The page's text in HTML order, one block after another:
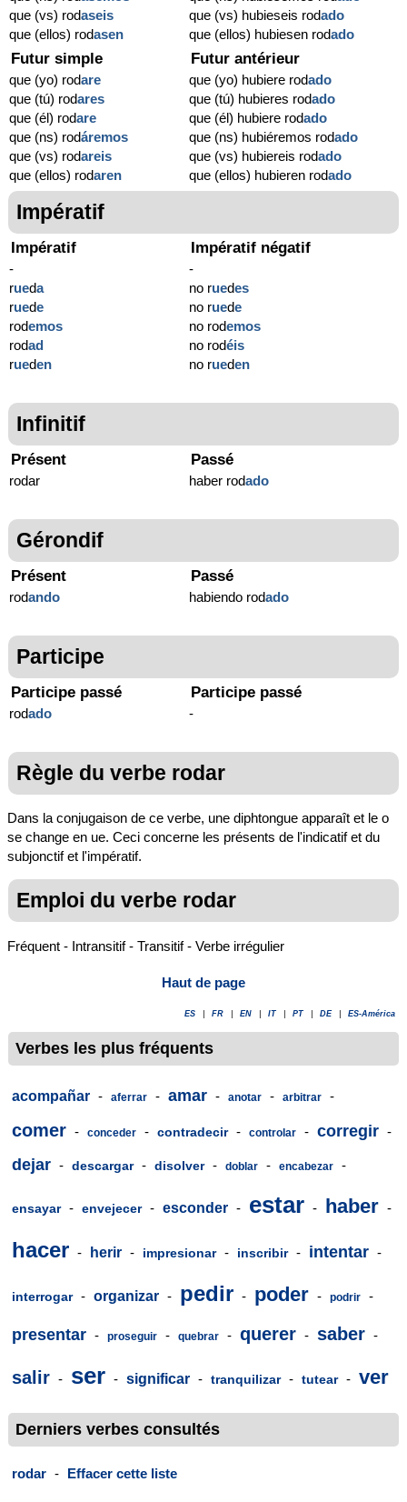
que (vs) rodaseis
que (ellos) rodasen
que (vs) hubieseis rodado
que (ellos) hubiesen rodado
Futur simple
que (yo) rodare
que (tú) rodares
que (él) rodare
que (ns) rodáremos
que (vs) rodareis
que (ellos) rodaren
Futur antérieur
que (yo) hubiere rodado
que (tú) hubieres rodado
que (él) hubiere rodado
que (ns) hubiéremos rodado
que (vs) hubiereis rodado
que (ellos) hubieren rodado
Impératif
Impératif
-
rueda
ruede
rodemos
rodad
rueden
Impératif négatif
-
no ruedes
no ruede
no rodemos
no rodéis
no rueden
Infinitif
Présent
rodar
Passé
haber rodado
Gérondif
Présent
rodando
Passé
habiendo rodado
Participe
Participe passé
rodado
Participe passé
-
Règle du verbe rodar
Dans la conjugaison de ce verbe, une diphtongue apparaît et le o
se change en ue. Ceci concerne les présents de l'indicatif et du
subjonctif et l'impératif.
Emploi du verbe rodar
Fréquent - Intransitif - Transitif - Verbe irrégulier
Haut de page
ES FR EN IT PT DE ES-América
Verbes les plus fréquents
acompañar - aferrar - amar - anotar - arbitrar -
comer - conceder - contradecir - controlar - corregir -
dejar - descargar - disolver - doblar - encabezar -
ensayar - envejecer - esconder - estar - haber -
hacer - herir - impresionar - inscribir - intentar -
interrogar - organizar - pedir - poder - podrir -
presentar - proseguir - quebrar - querer - saber -
salir - ser - significar - tranquilizar - tutear - ver
Derniers verbes consultés
rodar - Effacer cette liste